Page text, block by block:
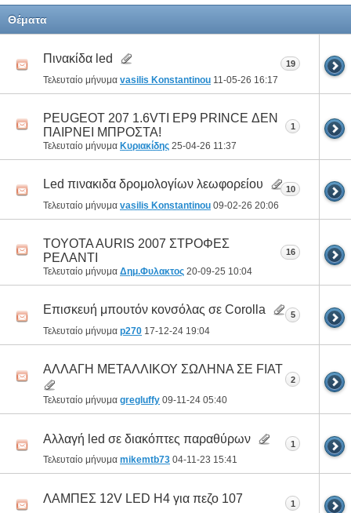
Θέματα
Πινακίδα led
Τελευταίο μήνυμα vasilis Konstantinou 11-05-26 16:17
19
PEUGEOT 207 1.6VTI EP9 PRINCE ΔΕΝ
ΠΑΙΡΝΕΙ ΜΠΡΟΣΤΑ!
Τελευταίο μήνυμα Κυριακίδης 25-04-26 11:37
1
Led πινακιδα δρομολογίων λεωφορείου
Τελευταίο μήνυμα vasilis Konstantinou 09-02-26 20:06
10
TOYOTA AURIS 2007 ΣΤΡΟΦΕΣ
ΡΕΛΑΝΤΙ
Τελευταίο μήνυμα Δημ.Φυλακτος 20-09-25 10:04
16
Επισκευή μπουτόν κονσόλας σε Corolla
Τελευταίο μήνυμα p270 17-12-24 19:04
5
ΑΛΛΑΓΗ ΜΕΤΑΛΛΙΚΟΥ ΣΩΛΗΝΑ ΣΕ FIAT
Τελευταίο μήνυμα gregluffy 09-11-24 05:40
2
Αλλαγή led σε διακόπτες παραθύρων
Τελευταίο μήνυμα mikemtb73 04-11-23 15:41
1
ΛΑΜΠΕΣ 12V LED H4 για πεζο 107 1